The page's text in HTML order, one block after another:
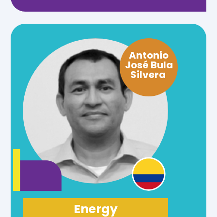
internacional en el área de agua
potable y saneamiento básico.
Energy
Antonio
José Bula
Silvera